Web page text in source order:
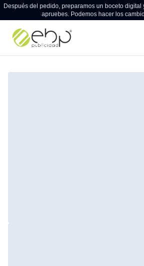
Después del pedido, preparamos un boceto
apruebes. Podemos hacer los